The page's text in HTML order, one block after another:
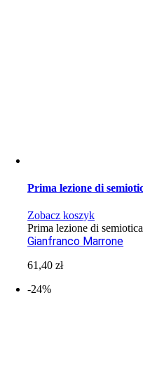
Prima lezione di
Zobacz koszyk
Prima lezione di semiotica
Gianfranco Marrone
61,40zł
-24%